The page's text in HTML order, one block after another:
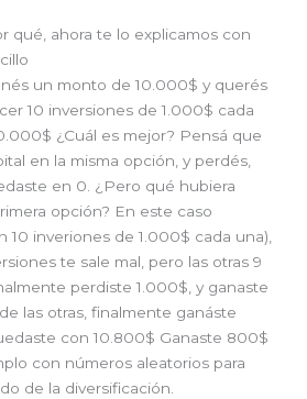
qué, ahora te lo explicamos con
un monto de 10.000$ y querés
10 inversiones de 1.000$ cada
¿Cuál es mejor? Pensá que
en la misma opción, y perdés,
en 0. ¿Pero qué hubiera
opción? En este caso
10 inveriones de 1.000$ cada una),
te sale mal, pero las otras 9
perdiste 1.000$, y ganaste
las otras, finalmente ganáste
con 10.800$ Ganaste 800$
con números aleatorios para
de la diversificación.